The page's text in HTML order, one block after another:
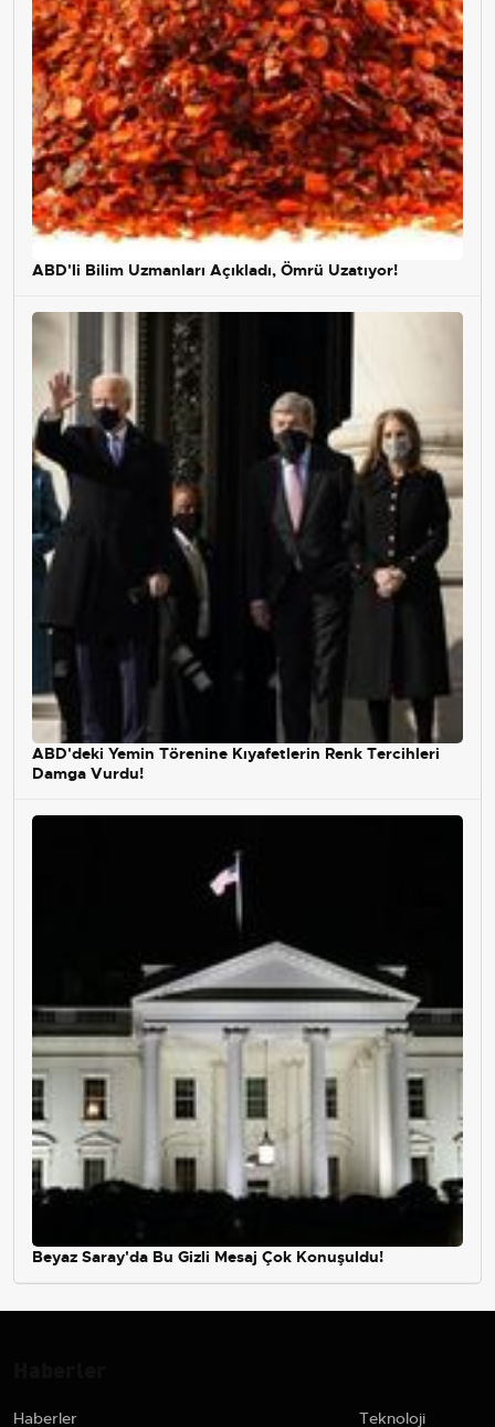
ABD'li Bilim Uzmanları Açıkladı, Ömrü Uzatıyor!
ABD'deki Yemin Törenine Kıyafetlerin Renk Tercihleri
Damga Vurdu!
Beyaz Saray'da Bu Gizli Mesaj Çok Konuşuldu!
Haberler
Teknoloji